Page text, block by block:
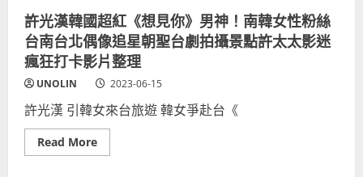
許光漢韓國超紅《想見你》男神！南韓女性粉絲
台南台北偶像追星朝聖台劇拍攝景點許太太影迷
瘋狂打卡影片整理
UNOLIN 2023-06-15
許光漢 引韓女來台旅遊 韓女爭赴台《
Read MoreRead
more